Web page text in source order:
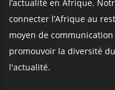
l’actualité en Afrique.
connecter l’Afrique au
moyen de
promouvoir la diversité
l'actualité.